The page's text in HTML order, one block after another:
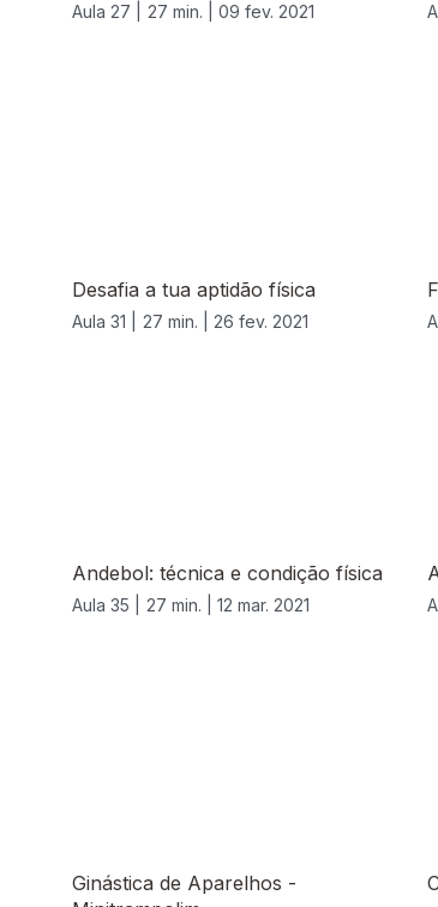
Aula 27 | 27 min. | 09 fev. 2021
Desafia a tua aptidão física
Aula 31 | 27 min. | 26 fev. 2021
Andebol: técnica e condição física
Aula 35 | 27 min. | 12 mar. 2021
Ginástica de Aparelhos -